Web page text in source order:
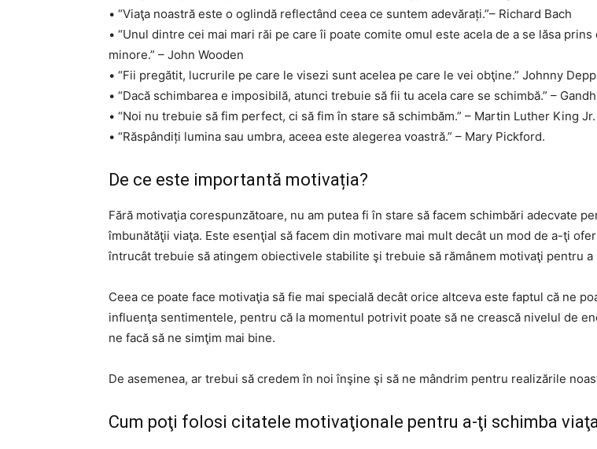
• “Viaţa noastră este o oglindă reflectând ceea ce suntem adevărați.”– Richard Bach
• “Unul dintre cei mai mari răi pe care îi poate comite omul este acela de a se lăsa
minore.” – John Wooden
• “Fii pregătit, lucrurile pe care le visezi sunt acelea pe care le vei obţine.” Johnny Depp
• “Dacă schimbarea e imposibilă, atunci trebuie să fii tu acela care se schimbă.” –
• “Noi nu trebuie să fim perfect, ci să fim în stare să schimbăm.” – Martin Luther King Jr.
• “Răspândiți lumina sau umbra, aceea este alegerea voastră.” – Mary Pickford.
De ce este importantă motivația?
Fără motivaţia corespunzătoare, nu am putea fi în stare să facem schimbări adecvate
îmbunătăţii viaţa. Este esenţial să facem din motivare mai mult decât un mod de a-ţi
întrucât trebuie să atingem obiectivele stabilite şi trebuie să rămânem motivaţi pentru a
Ceea ce poate face motivaţia să fie mai specială decât orice altceva este faptul că ne
influenţa sentimentele, pentru că la momentul potrivit poate să ne crească nivelul de
ne facă să ne simţim mai bine.
De asemenea, ar trebui să credem în noi înşine şi să ne mândrim pentru realizările
Cum poţi folosi citatele motivaţionale pentru a-ţi schimba